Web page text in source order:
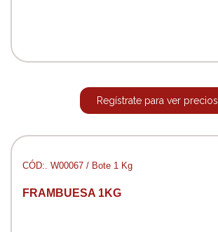
Regístrate para ver precios
CÓD:. W00067 / Bote 1 Kg
FRAMBUESA 1KG